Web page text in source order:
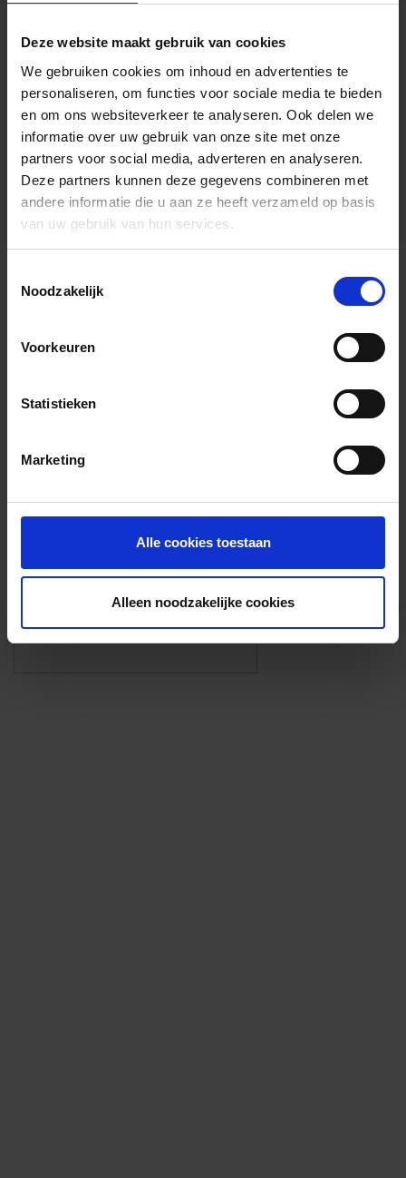
Deze website maakt gebruik van cookies
We gebruiken cookies om inhoud en advertenties te
personaliseren, om functies voor sociale media te bieden
en om ons websiteverkeer te analyseren. Ook delen we
informatie over uw gebruik van onze site met onze
partners voor social media, adverteren en analyseren.
Deze partners kunnen deze gegevens combineren met
andere informatie die u aan ze heeft verzameld op basis
van uw gebruik van hun services.
Noodzakelijk
Voorkeuren
Statistieken
Marketing
Alle cookies toestaan
Alleen noodzakelijke cookies
Algemene informatie
Foto’s ({{photos.length}})
Eigen foto’s